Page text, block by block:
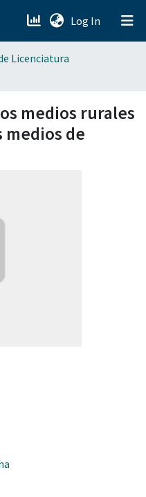
Log In (current)
Licenciatura
medios rurales
de